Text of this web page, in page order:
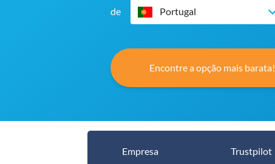
de Portugal
Encontre a opção mais barata!
Empresa Trustpilot